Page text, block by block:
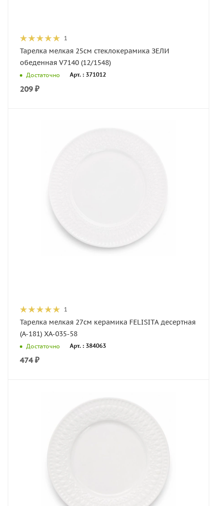
1
Тарелка мелкая 25см стеклокерамика ЗЕЛИ
обеденная V7140 (12/1548)
Достаточно Арт. : 371012
209 ₽
1
Тарелка мелкая 27см керамика FELISITA десертная
(А-181) XA-035-58
Достаточно Арт. : 384063
474₽